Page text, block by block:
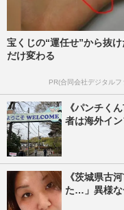
宝くじの“運任せ”から抜け
だけ変わる
PR(合同会社デジタルフ
《パンチく
者は海外イ
《茨城県古
た…」異様な